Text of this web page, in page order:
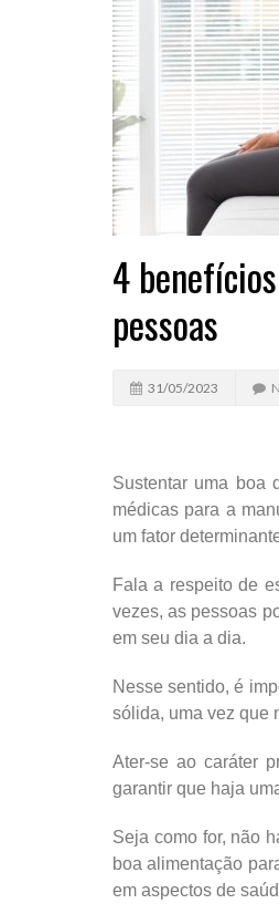
4
pessoas
31/05/2023
Sustentar uma boa
médicas para a
um fator
Fala a respeito de
vezes, as pessoas
em seu dia a dia.
Nesse sentido, é
sólida, uma vez que
Ater-se ao caráter
garantir que haja
Seja como for, não
boa alimentação
em aspectos de